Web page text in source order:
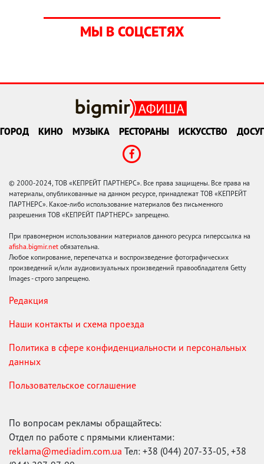
МЫ В СОЦСЕТЯХ
ГОРОД КИНО МУЗЫКА РЕСТОРАНЫ ИСКУССТВО ДОСУГ
© 2000-2024, ТОВ «КЕПРЕЙТ ПАРТНЕРС». Все права защищены. Все права на
материалы, опубликованные на данном ресурсе, принадлежат ТОВ «КЕПРЕЙТ
ПАРТНЕРС». Какое-либо использование материалов без письменного
разрешения ТОВ «КЕПРЕЙТ ПАРТНЕРС» запрещено.
При правомерном использовании материалов данного ресурса гиперссылка на
afisha.bigmir.net обязательна.
Любое копирование, перепечатка и воспроизведение фотографических
произведений и/или аудиовизуальных произведений правообладателя Getty
Images - строго запрещено.
Редакция
Наши контакты и схема проезда
Политика в сфере конфиденциальности и персональных
данных
Пользовательское соглашение
По вопросам рекламы обращайтесь:
Отдел по работе с прямыми клиентами:
reklama@mediadim.com.ua Тел: +38 (044) 207-33-05, +38